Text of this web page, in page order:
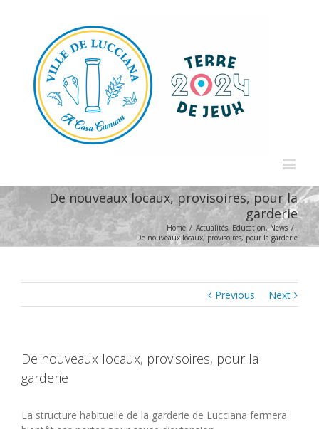
De nouveaux locaux, provisoires, pour la
garderie
Home / Actualités, Education,News /
De nouveaux locaux, provisoires, pour la garderie
Previous Next
De nouveaux locaux, provisoires, pour la
garderie
La structure habituelle de la garderie de Lucciana fermera